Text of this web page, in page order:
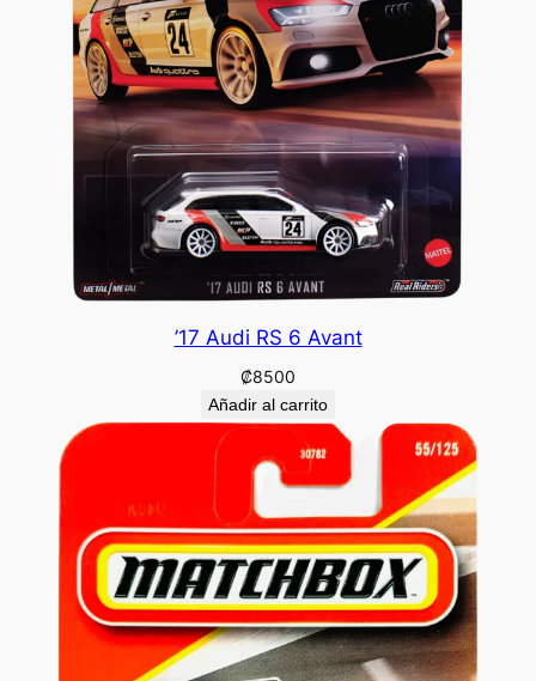
’17 Audi RS 6 Avant
₡8500
Añadir al carrito